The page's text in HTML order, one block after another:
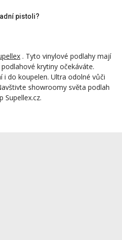
pistoli?
. Tyto vinylové podlahy mají
krytiny očekáváte.
i do koupelen. Ultra odolné vůči
showroomy světa podlah
Supellex.cz.